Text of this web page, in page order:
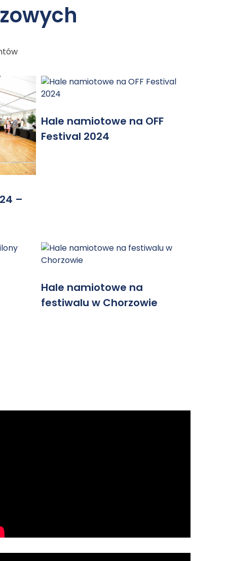
–
Hale namiotowe na OFF
Festival 2024
Hale namiotowe na
festiwalu w Chorzowie